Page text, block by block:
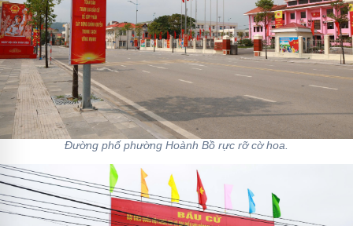
Đường phố phường Hoành Bồ rực rỡ cờ hoa.